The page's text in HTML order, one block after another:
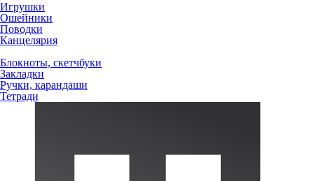
Игрушки
Ошейники
Поводки
Канцелярия
Блокноты, скетчбуки
Закладки
Ручки, карандаши
Тетради